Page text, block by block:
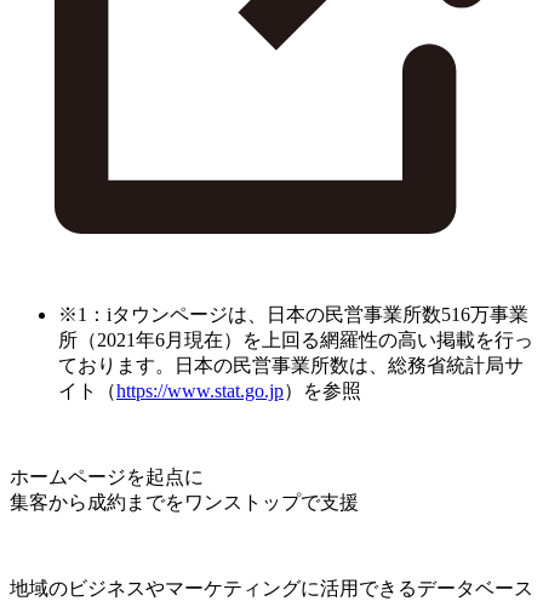
※1：iタウンページは、日本の民営事業所数516万事業
所（2021年6月現在）を上回る網羅性の高い掲載を行っ
ております。日本の民営事業所数は、総務省統計局サ
イト（https://www.stat.go.jp）を参照
ホームページを起点に
集客から成約までをワンストップで支援
地域のビジネスやマーケティングに活用できるデータベース